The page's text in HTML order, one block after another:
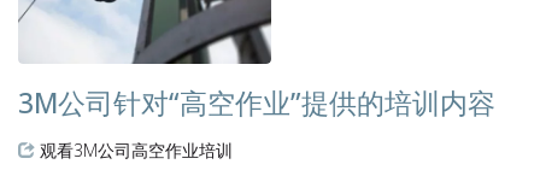
3M公司针对“高空作业”提供的培训内容
观看3M公司高空作业培训